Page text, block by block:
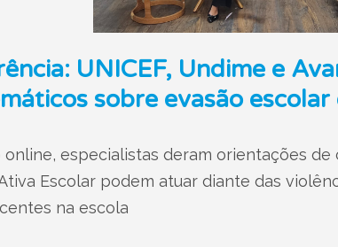
UNICEF, Undime e
sobre evasão escolar
especialistas deram orientações de
Escolar podem atuar diante das
na escola